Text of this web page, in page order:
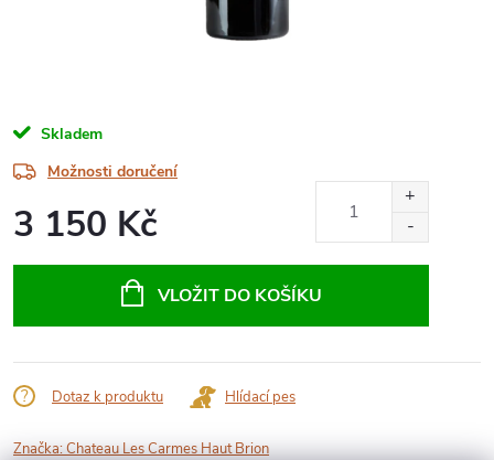
Skladem
Možnosti doručení
3 150 Kč
VLOŽIT DO KOŠÍKU
Dotaz k produktu Hlídací pes
Značka:Chateau Les Carmes Haut Brion